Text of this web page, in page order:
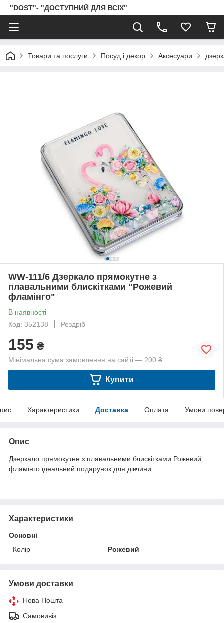
"DOST"- "ДОСТУПНИЙ ДЛЯ ВСІХ"
Товари та послуги Посуд і декор Аксесуари
WW-111/6 Дзеркало прямокутне з
плавальними блискітками "Рожевий
фламінго"
В наявності
Код: 352138
Роздріб
155 ₴
Мінімальна сума замовлення на сайті — 200 ₴
Купити
Характеристики Доставка Оплата Умови
Опис
Дзеркало прямокутне з плавальними блискітками Рожевий
фламінго ідеальний подарунок для дівчини
Характеристики
Основні
Колір
Рожевий
Умови доставки
Нова Пошта
Самовивіз